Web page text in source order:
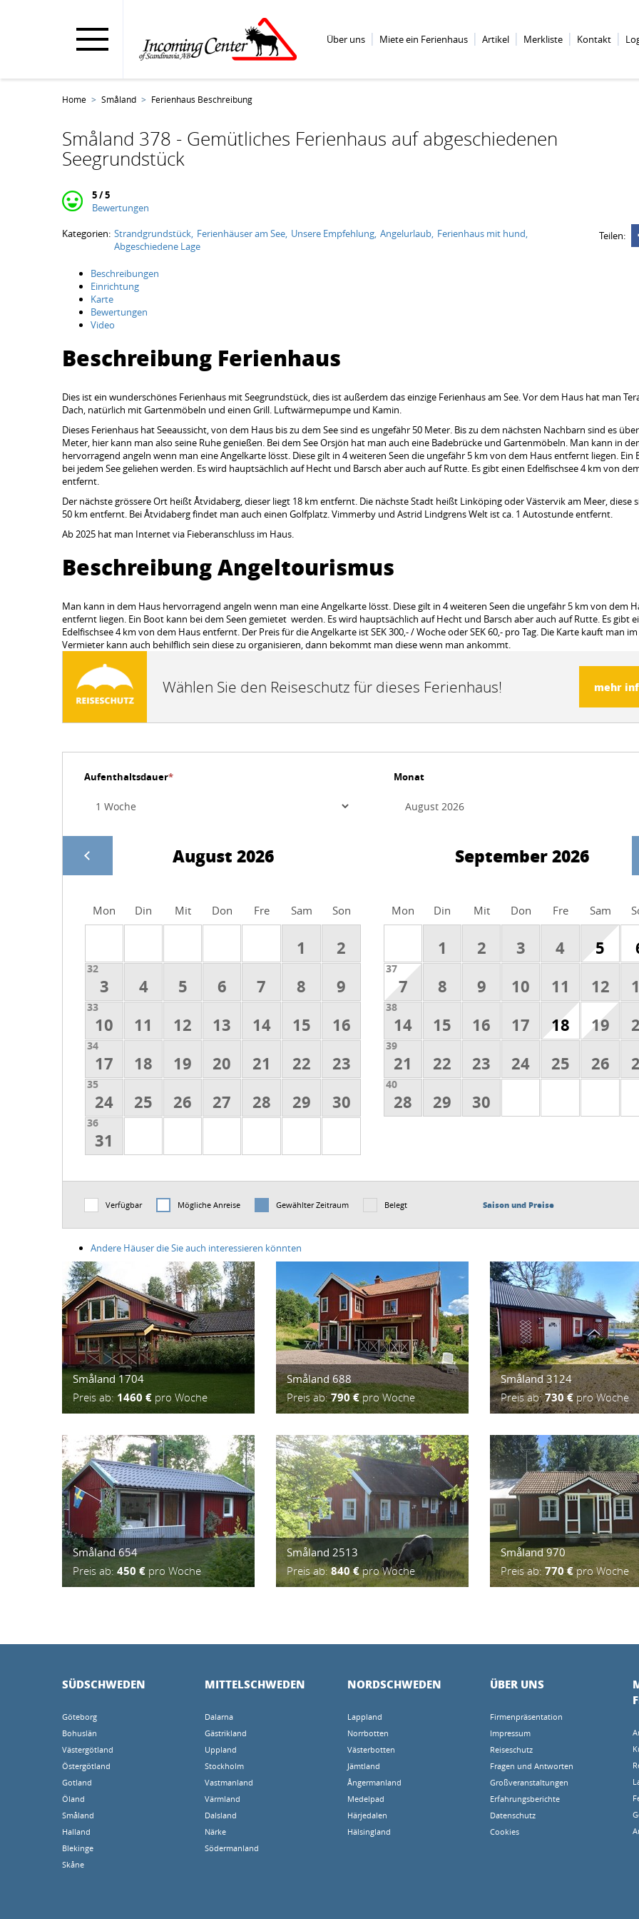
Über uns Miete ein Ferienhaus Artikel Merkliste Kontakt
Home Småland Ferienhaus Beschreibung
Småland 378 - Gemütliches Ferienhaus auf abgeschiedenen
Seegrundstück
5 / 5
Bewertungen
Kategorien: Strandgrundstück Ferienhäuser am See Unsere Empfehlung Angelurlaub Ferienhaus mit hund
Abgeschiedene Lage
Teilen:
Beschreibungen
Einrichtung
Karte
Bewertungen
Video
Beschreibung Ferienhaus
Dies ist ein wunderschönes Ferienhaus mit Seegrundstück, dies ist außerdem das einzige Ferienhaus am See. Vor dem Haus hat man
Dach, natürlich mit Gartenmöbeln und einen Grill. Luftwärmepumpe und Kamin.
Dieses Ferienhaus hat Seeaussicht, von dem Haus bis zu dem See sind es ungefähr 50 Meter. Bis zu dem nächsten Nachbarn sind es
Meter, hier kann man also seine Ruhe genießen. Bei dem See Orsjön hat man auch eine Badebrücke und Gartenmöbeln. Man kann in
hervorragend angeln wenn man eine Angelkarte lösst. Diese gilt in 4 weiteren Seen die ungefähr 5 km von dem Haus entfernt liegen. Ein
bei jedem See geliehen werden. Es wird hauptsächlich auf Hecht und Barsch aber auch auf Rutte. Es gibt einen Edelfischsee 4 km von
entfernt.
Der nächste grössere Ort heißt Åtvidaberg, dieser liegt 18 km entfernt. Die nächste Stadt heißt Linköping oder Västervik am Meer, diese
50 km entfernt. Bei Åtvidaberg findet man auch einen Golfplatz. Vimmerby und Astrid Lindgrens Welt ist ca. 1 Autostunde entfernt.
Ab 2025 hat man Internet via Fieberanschluss im Haus.
Beschreibung Angeltourismus
Man kann in dem Haus hervorragend angeln wenn man eine Angelkarte lösst. Diese gilt in 4 weiteren Seen die ungefähr 5 km von dem
entfernt liegen. Ein Boot kann bei dem Seen gemietet werden. Es wird hauptsächlich auf Hecht und Barsch aber auch auf Rutte. Es gibt
Edelfischsee 4 km von dem Haus entfernt. Der Preis für die Angelkarte ist SEK 300,- / Woche oder SEK 60,- pro Tag. Die Karte kauft man
Vermieter kann auch behilflich sein diese zu organisieren, dann bekommt man diese wenn man ankommt.
Wählen Sie den Reiseschutz für dieses Ferienhaus! mehr
Aufenthaltsdauer* Monat
August 2026
Mon Din Mit Don Fre Sam Son
1 2
32
3 4 5 6 7 8 9
33
10 11 12 13 14 15 16
34
17 18 19 20 21 22 23
35
24 25 26 27 28 29 30
36
31
September 2026
Mon Din Mit Don Fre Sam
1 2 3 4 5
37
7 8 9 10 11 12
38
14 15 16 17 18 19
39
21 22 23 24 25 26
40
28 29 30
Verfügbar Mögliche Anreise Gewählter Zeitraum Belegt Saison und Preise
Andere Häuser die Sie auch interessieren könnten
Småland 1704
Preis ab: 1460 € pro Woche
Småland 688
Preis ab:790 €pro Woche
Småland 3124
Preis ab:730 €pro Woche
Småland 654
Preis ab: 450 € pro Woche
Småland 2513
Preis ab:840 €pro Woche
Småland 970
Preis ab:770 €pro Woche
SÜDSCHWEDEN
Göteborg
Bohuslän
Västergötland
Östergötland
Gotland
Öland
Småland
Halland
Blekinge
Skåne
MITTELSCHWEDEN
Dalarna
Gästrikland
Uppland
Stockholm
Vastmanland
Värmland
Dalsland
Närke
Södermanland
NORDSCHWEDEN
Lappland
Norrbotten
Västerbotten
Jämtland
Ångermanland
Medelpad
Härjedalen
Hälsingland
ÜBER UNS
Firmenpräsentation
Impressum
Reiseschutz
Fragen und Antworten
Großveranstaltungen
Erfahrungsberichte
Datenschutz
Cookies